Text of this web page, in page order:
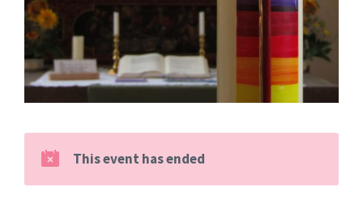
This event has ended